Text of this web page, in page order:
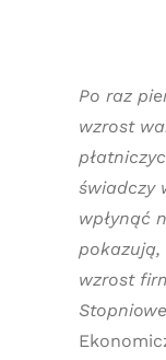
Po raz
wzrost
świadczy
wpłynąć
pokazują,
wzrost